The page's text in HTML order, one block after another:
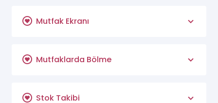
Mutfak Ekranı
Mutfaklarda Bölme
Stok Takibi